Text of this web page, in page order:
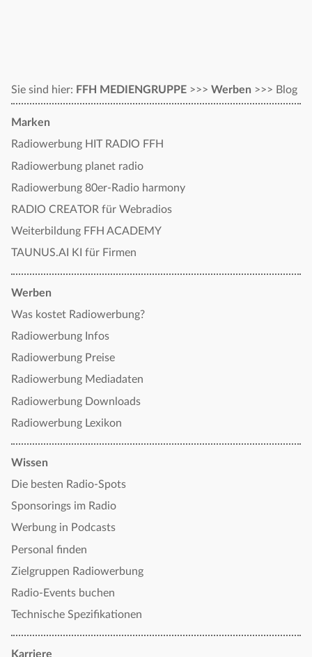
Sie sind hier: FFH MEDIENGRUPPE >>> Werben >>> Blog
Marken
Radiowerbung HIT RADIO FFH
Radiowerbung planet radio
Radiowerbung 80er-Radio harmony
RADIO CREATOR für Webradios
Weiterbildung FFH ACADEMY
TAUNUS.AI KI für Firmen
Werben
Was kostet Radiowerbung?
Radiowerbung Infos
Radiowerbung Preise
Radiowerbung Mediadaten
Radiowerbung Downloads
Radiowerbung Lexikon
Wissen
Die besten Radio-Spots
Sponsorings im Radio
Werbung in Podcasts
Personal finden
Zielgruppen Radiowerbung
Radio-Events buchen
Technische Spezifikationen
Karriere